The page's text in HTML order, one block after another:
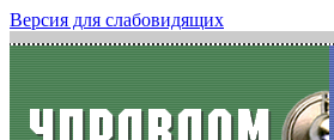
Версия для слабовидящих